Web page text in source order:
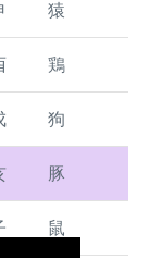
猿
鶏
狗
豚
鼠